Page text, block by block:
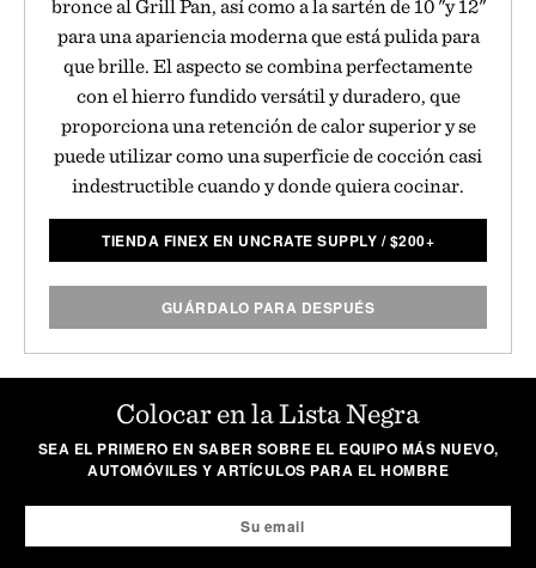
bronce al Grill Pan, así como a la sartén de 10 "y 12"
para una apariencia moderna que está pulida para
que brille. El aspecto se combina perfectamente
con el hierro fundido versátil y duradero, que
proporciona una retención de calor superior y se
puede utilizar como una superficie de cocción casi
indestructible cuando y donde quiera cocinar.
TIENDA FINEX EN UNCRATE SUPPLY /$200+
GUÁRDALO PARA DESPUÉS
Colocar en la Lista Negra
SEA EL PRIMERO EN SABER SOBRE EL EQUIPO MÁS NUEVO,
AUTOMÓVILES Y ARTÍCULOS PARA EL HOMBRE